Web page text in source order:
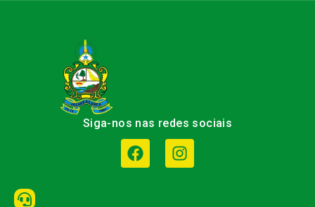
Siga-nos nas redes sociais